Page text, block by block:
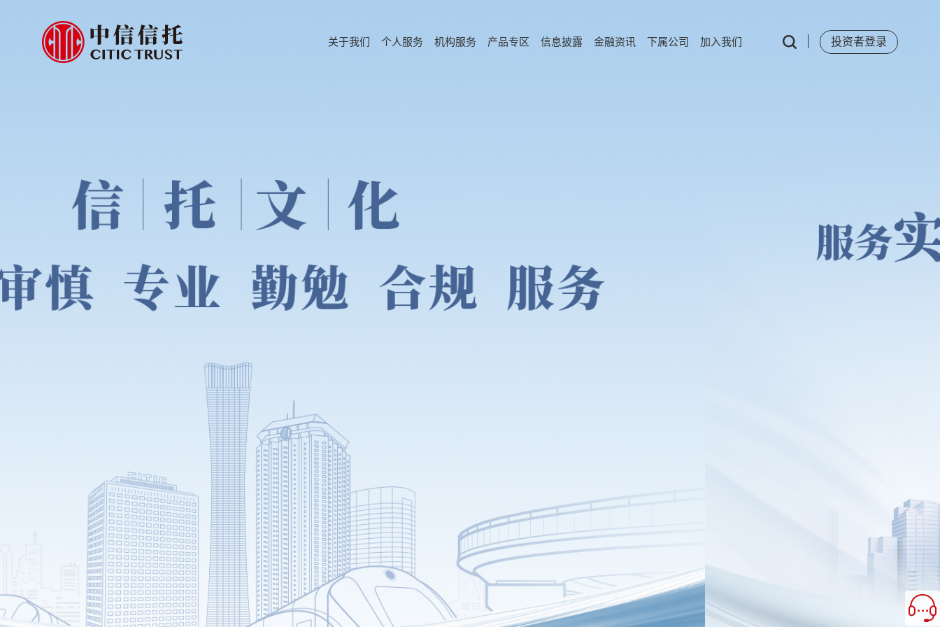
关于我们 个人服务 机构服务 产品专区 信息披露 金融资讯 下属公司 加入我们 投资者登录